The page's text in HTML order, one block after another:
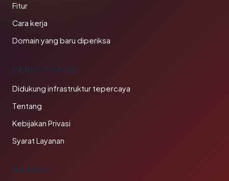
Fitur
Cara kerja
Domain yang baru diperiksa
PERUSAHAAN
Didukung infrastruktur tepercaya
Tentang
Kebijakan Privasi
Syarat Layanan
BAHASA